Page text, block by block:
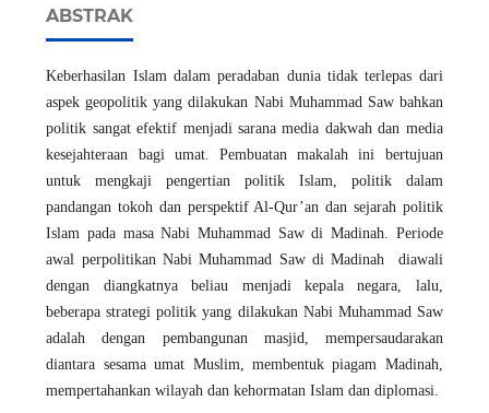
ABSTRAK
Keberhasilan Islam dalam peradaban dunia tidak terlepas dari
aspek geopolitik yang dilakukan Nabi Muhammad Saw bahkan
politik sangat efektif menjadi sarana media dakwah dan media
kesejahteraan bagi umat. Pembuatan makalah ini bertujuan
untuk mengkaji pengertian politik Islam, politik dalam
pandangan tokoh dan perspektif Al-Qur’an dan sejarah politik
Islam pada masa Nabi Muhammad Saw di Madinah. Periode
awal perpolitikan Nabi Muhammad Saw di Madinah diawali
dengan diangkatnya beliau menjadi kepala negara, lalu,
beberapa strategi politik yang dilakukan Nabi Muhammad Saw
adalah dengan pembangunan masjid, mempersaudarakan
diantara sesama umat Muslim, membentuk piagam Madinah,
mempertahankan wilayah dan kehormatan Islam dan diplomasi.